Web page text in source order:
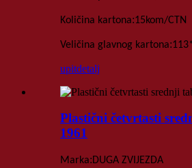
Količina kartona:15kom/CTN
Veličina glavnog kartona:
upitdetalj
Plastični četvrtasti
1961
Marka:DUGA ZVIJEZDA